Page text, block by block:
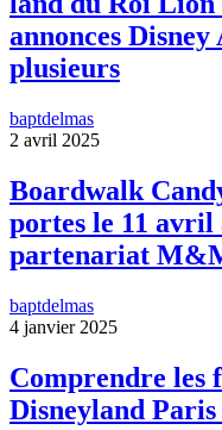
annonces
plusieurs
baptdelmas
2 avril 2025
Boardwalk
portes le 11 avril
partenariat
baptdelmas
4 janvier 2025
Comprendre les
Disneyland Paris